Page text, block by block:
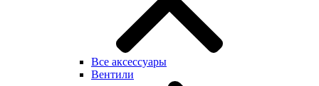
Все аксессуары
Вентили